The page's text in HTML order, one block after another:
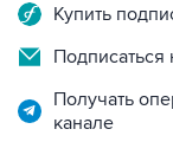
Купить
Подписаться
Получать
канале